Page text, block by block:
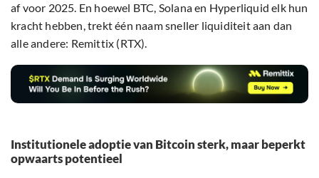
af voor 2025. En hoewel BTC, Solana en Hyperliquid elk hun
kracht hebben, trekt één naam sneller liquiditeit aan dan
alle andere: Remittix (RTX).
Institutionele adoptie van Bitcoin sterk, maar beperkt
opwaarts potentieel